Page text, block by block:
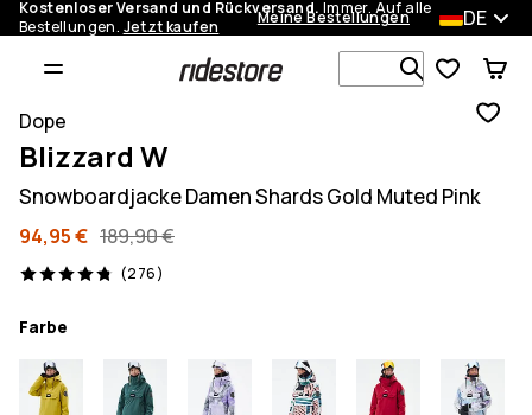
Kostenloser Versand und Rückversand. Immer. Auf alle
Bestellungen. Jetzt kaufen Meine Bestellungen DE
Dope
Blizzard W
Snowboardjacke Damen Shards Gold Muted Pink
94,95 € 189,90 €
(276)
276 Reviews, 4.8/5
Farbe